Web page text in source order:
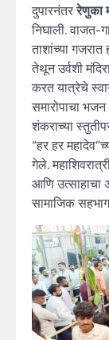
दुपारनंतररेणुका
निघाली.
ताशांच्या
तेथून उर्वशी
करत यात्रेचे
समारोपाचा
शंकराच्या
“हर हर
गेले.
आणि उत्साहाचा
सामाजिक